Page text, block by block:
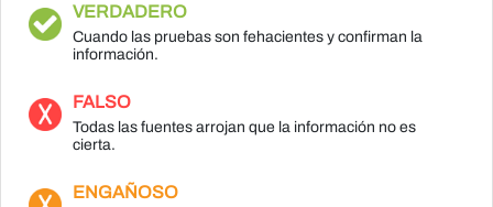
VERDADERO
Cuando las pruebas son fehacientes y confirman la
información.
FALSO
Todas las fuentes arrojan que la información no es
cierta.
ENGAÑOSO